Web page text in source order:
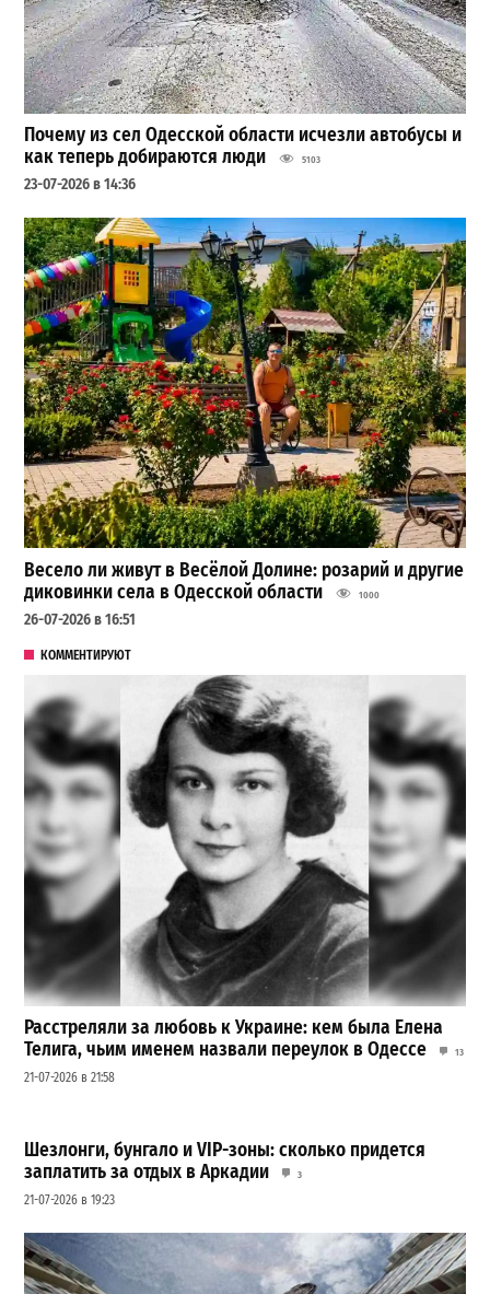
Почему из сел Одесской области исчезли автобусы и
как теперь добираются люди
5103
23-07-2026 в 14:36
Весело ли живут в Весёлой Долине: розарий и другие
диковинки села в Одесской области
1000
26-07-2026 в 16:51
КОММЕНТИРУЮТ
Расстреляли за любовь к Украине: кем была Елена
Телига, чьим именем назвали переулок в Одессе
13
21-07-2026 в 21:58
Шезлонги, бунгало и VIP-зоны: сколько придется
заплатить за отдых в Аркадии
3
21-07-2026 в 19:23